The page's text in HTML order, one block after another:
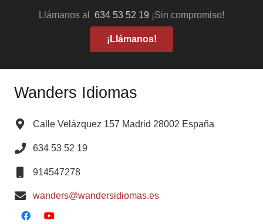
Llámanos al 634 53 52 19 ¡Sin compromiso!
¡Llámanos!
Wanders Idiomas
Calle Velázquez 157 Madrid 28002 España
634 53 52 19
914547278
wanders@wandersidiomas.es